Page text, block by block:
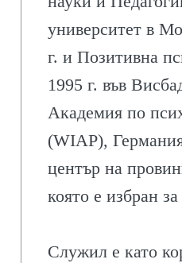
университет в
г. и Позитивна
1995 г. във
Академия по
(WIAP),
център на
която е избран
Служил е като